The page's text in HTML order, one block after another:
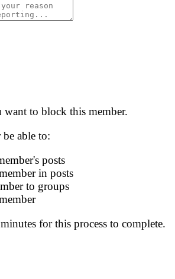
want to block this member.
able to:
posts
in posts
to groups
for this process to complete.